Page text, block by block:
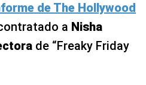
de The Hollywood
a Nisha
de “Freaky Friday